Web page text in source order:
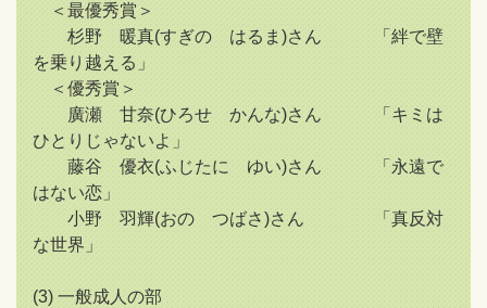
＜最優秀賞＞
杉野 暖真(すぎの はるま)さん 「絆で壁
を乗り越える」
＜優秀賞＞
廣瀬 甘奈(ひろせ かんな)さん 「キミは
ひとりじゃないよ」
藤谷 優衣(ふじたに ゆい)さん 「永遠で
はない恋」
小野 羽輝(おの つばさ)さん 「真反対
な世界」
(3) 一般成人の部